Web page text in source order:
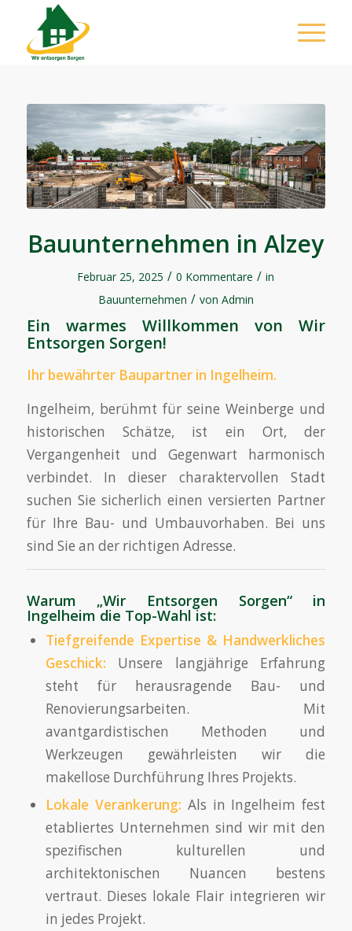
Bauunternehmen in Alzey
Februar 25, 2025 / 0 Kommentare / in
Bauunternehmen / von Admin
Ein warmes Willkommen von Wir
Entsorgen Sorgen!
Ihr bewährter Baupartnerin Ingelheim.
Ingelheim, berühmt für seine Weinberge und
historischen Schätze, ist ein Ort, der
Vergangenheit und Gegenwart harmonisch
verbindet. In dieser charaktervollen Stadt
suchen Sie sicherlich einen versierten Partner
für Ihre Bau- und Umbauvorhaben. Bei uns
sind Sie an der richtigen Adresse.
Warum „Wir Entsorgen Sorgen“ in
Ingelheim die Top-Wahl ist:
Tiefgreifende Expertise & Handwerkliches
Geschick: Unsere langjährige Erfahrung
steht für herausragende Bau- und
Renovierungsarbeiten. Mit
avantgardistischen Methoden und
Werkzeugen gewährleisten wir die
makellose Durchführung Ihres Projekts.
Lokale Verankerung: Als in Ingelheim fest
etabliertes Unternehmen sind wir mit den
spezifischen kulturellen und
architektonischen Nuancen bestens
vertraut. Dieses lokale Flair integrieren wir
in jedes Projekt.